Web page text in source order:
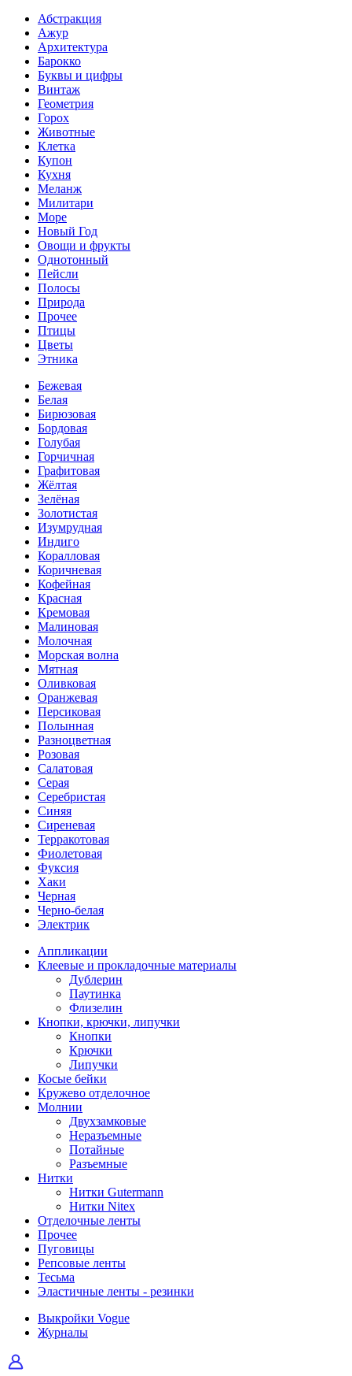
Абстракция
Ажур
Архитектура
Барокко
Буквы и цифры
Винтаж
Геометрия
Горох
Животные
Клетка
Купон
Кухня
Меланж
Милитари
Море
Новый Год
Овощи и фрукты
Однотонный
Пейсли
Полосы
Природа
Прочее
Птицы
Цветы
Этника
Бежевая
Белая
Бирюзовая
Бордовая
Голубая
Горчичная
Графитовая
Жёлтая
Зелёная
Золотистая
Изумрудная
Индиго
Коралловая
Коричневая
Кофейная
Красная
Кремовая
Малиновая
Молочная
Морская волна
Мятная
Оливковая
Оранжевая
Персиковая
Полынная
Разноцветная
Розовая
Салатовая
Серая
Серебристая
Синяя
Сиреневая
Терракотовая
Фиолетовая
Фуксия
Хаки
Черная
Черно-белая
Электрик
Аппликации
Клеевые и прокладочные материалы
Дублерин
Паутинка
Флизелин
Кнопки, крючки, липучки
Кнопки
Крючки
Липучки
Косые бейки
Кружево отделочное
Молнии
Двухзамковые
Неразъемные
Потайные
Разъемные
Нитки
Нитки Gutermann
Нитки Nitex
Отделочные ленты
Прочее
Пуговицы
Репсовые ленты
Тесьма
Эластичные ленты - резинки
Выкройки Vogue
Журналы